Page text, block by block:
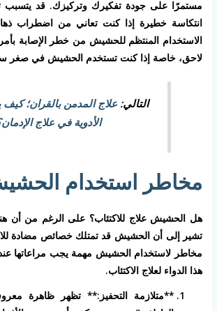
مستمرًا على جودة تفكيرك وتركيزك. قد
انتكاسة خطيرة إذا كنت تعاني من اضطراب
الاستخدام المنتظم للحشيش من خطر الإصابة
لاحق، خاصة إذا كنت تستخدم الحشيش في صغر
التالي: علاج المدمن بالقران؛ كيف
الأدوية في علاج
مخاطر استخدام
هل الحشيش علاج للاكتئاب؟ على الرغم من أن
مخاطر لاستخدام الحشيش مهمة يجب مراعاتها
هذا الدواء لعلاج الاكتئاب.
**متلازمة التحفيز:** تظهر ظاهرة